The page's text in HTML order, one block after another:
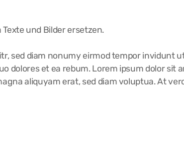
und Bilder ersetzen.
sed diam nonumy eirmod tempor invidunt
dolores et ea rebum. Lorem ipsum dolor sit
aliquyam erat, sed diam voluptua. At